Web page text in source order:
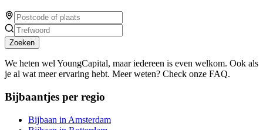
Zoeken
We heten wel YoungCapital, maar iedereen is even welkom. Ook als
je al wat meer ervaring hebt. Meer weten? Check onze FAQ.
Bijbaantjes per regio
Bijbaan in Amsterdam